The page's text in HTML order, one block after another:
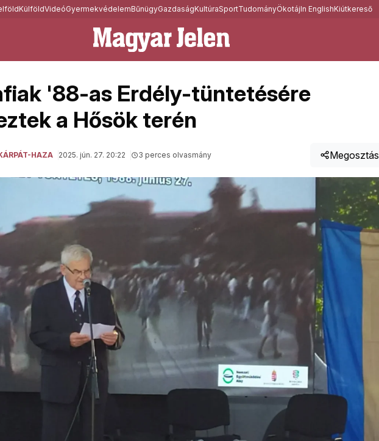
KülföldVideóGyermekvédelemBűnügyGazdaságKultúraSportTudományÖkotájIn EnglishKiútkereső
'88-as Erdély-tüntetésére
a Hősök terén
HAZA 2025. jún. 27. 20:22 3 perces olvasmány Megosztás